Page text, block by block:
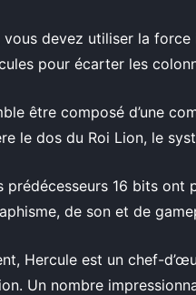
vous devez utiliser la
pour écarter les
être composé d’une
le dos du Roi Lion, le
prédécesseurs 16 bits
de son et de
Hercule est un chef-
Un nombre